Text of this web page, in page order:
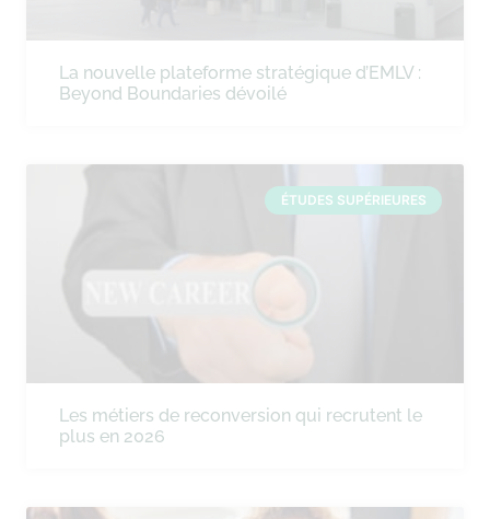
La nouvelle plateforme stratégique d’EMLV :
Beyond Boundaries dévoilé
ÉTUDES SUPÉRIEURES
Les métiers de reconversion qui recrutent le
plus en 2026